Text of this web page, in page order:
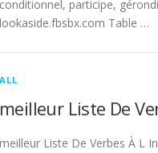
conditionnel, participe,
lookaside.fbsbx.com Table …
ALL
meilleur Liste De
meilleur Liste De Verbes À L